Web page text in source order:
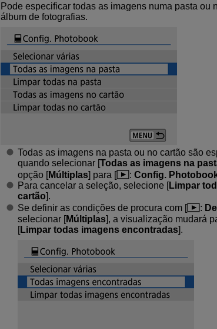
Pode especificar todas as imagens numa pasta ou
álbum de fotografias.
Todas as imagens na pasta ou no cartão são
quando selecionar [Todas as imagens na
opção [Múltiplas] para [ : Config.
Para cancelar a seleção, selecione [Limpar
cartão].
Se definir as condições de procura com [
:
selecionar [
Múltiplas], a visualização mudará
Limpar todas imagens encontradas].